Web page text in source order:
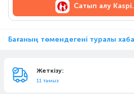
Сатып алу
Бағаның төмендегені туралы
Жеткізу:
11 тамыз